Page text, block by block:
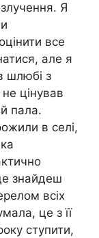
Я
все
але я
шлюбі з
цінував
пала.
в селі,
знайдеш
всіх
це з її
ступити,